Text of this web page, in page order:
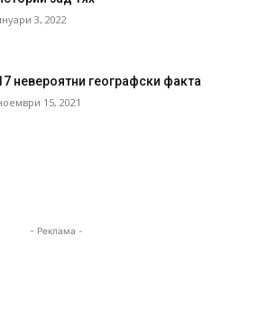
3, 2022
невероятни географски факта
15, 2021
- Реклама -